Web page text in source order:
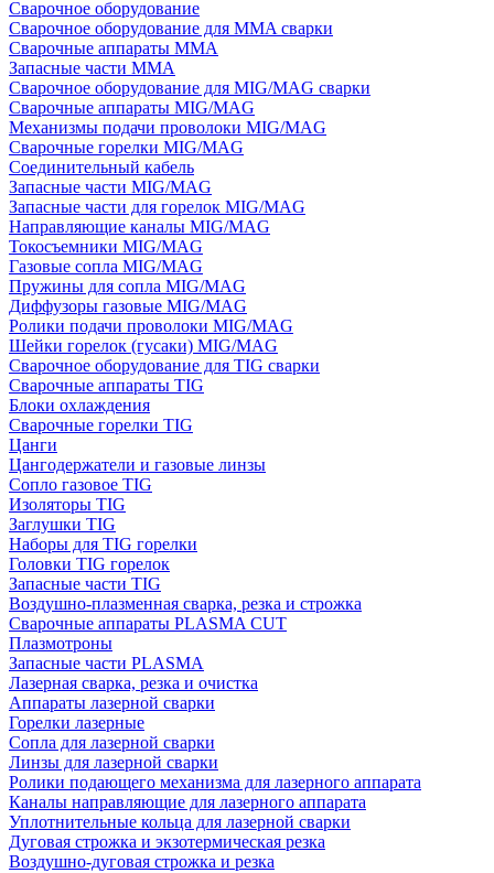
Сварочное оборудование
Сварочное оборудование для MMA сварки
Сварочные аппараты MMA
Запасные части MMA
Сварочное оборудование для MIG/MAG сварки
Сварочные аппараты MIG/MAG
Механизмы подачи проволоки MIG/MAG
Сварочные горелки MIG/MAG
Соединительный кабель
Запасные части MIG/MAG
Запасные части для горелок MIG/MAG
Направляющие каналы MIG/MAG
Токосъемники MIG/MAG
Газовые сопла MIG/MAG
Пружины для сопла MIG/MAG
Диффузоры газовые MIG/MAG
Ролики подачи проволоки MIG/MAG
Шейки горелок (гусаки) MIG/MAG
Сварочное оборудование для TIG сварки
Сварочные аппараты TIG
Блоки охлаждения
Сварочные горелки TIG
Цанги
Цангодержатели и газовые линзы
Сопло газовое TIG
Изоляторы TIG
Заглушки TIG
Наборы для TIG горелки
Головки TIG горелок
Запасные части TIG
Воздушно-плазменная сварка, резка и строжка
Сварочные аппараты PLASMA CUT
Плазмотроны
Запасные части PLASMA
Лазерная сварка, резка и очистка
Аппараты лазерной сварки
Горелки лазерные
Сопла для лазерной сварки
Линзы для лазерной сварки
Ролики подающего механизма для лазерного аппарата
Каналы направляющие для лазерного аппарата
Уплотнительные кольца для лазерной сварки
Дуговая строжка и экзотермическая резка
Воздушно-дуговая строжка и резка